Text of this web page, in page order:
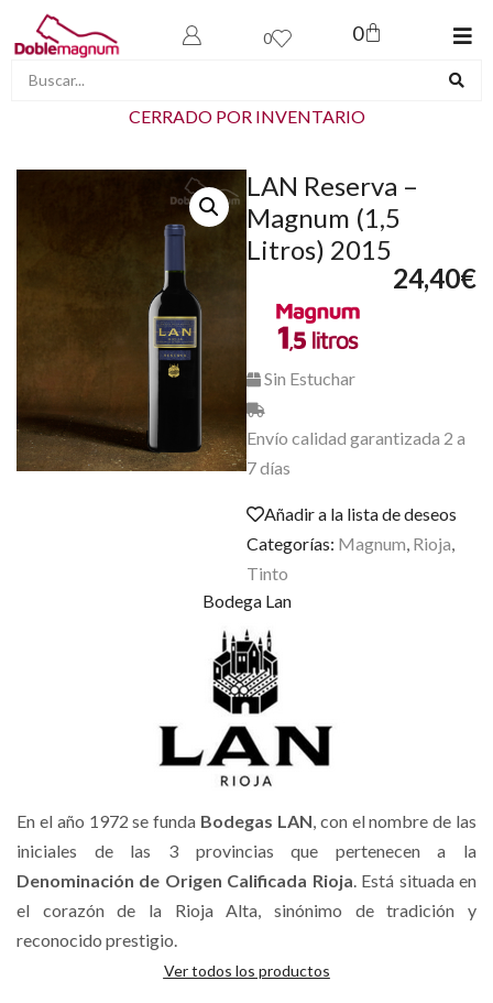
0 0
CERRADO POR INVENTARIO
LAN Reserva –
Magnum (1,5
Litros) 2015
24,40€
Sin Estuchar
Envío calidad garantizada 2 a
7 días
Añadir a la lista de deseos
Categorías: Magnum, Rioja,
Tinto
Bodega Lan
En el año 1972 se funda Bodegas LAN, con el nombre de las
iniciales de las 3 provincias que pertenecen a la
Denominación de Origen Calificada Rioja. Está situada en
el corazón de la Rioja Alta, sinónimo de tradición y
reconocido prestigio.
Ver todos los productos